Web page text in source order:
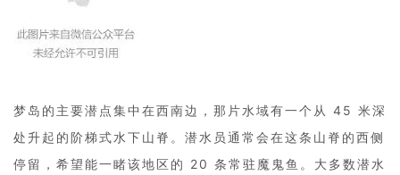
梦岛的主要潜点集中在西南边，那片水域有一个从 45 米深
处升起的阶梯式水下山脊。潜水员通常会在这条山脊的西侧
停留，希望能一睹该地区的 20 条常驻魔鬼鱼。大多数潜水